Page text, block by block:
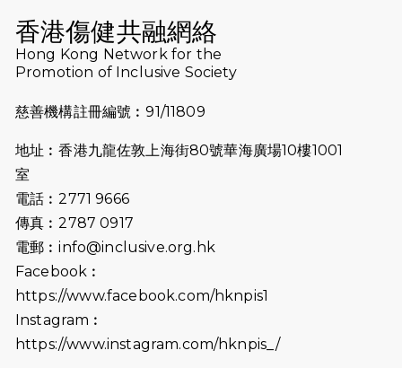
2026-07-10
【猛龍戈壁118公里分享暨香港傷健共
融網絡15周年晚宴】
2026-07-09
猛龍長跑隊恆常練習 - 7月9日（19:00
2026-07-02
2026-06-25
（19:00開始）
2026-06-18
猛龍長跑隊恆常練習 - 6月18日
2026-06-11
猛龍長跑隊恆常練習 - 6月11日（19:00
香港傷健共融網絡
Hong Kong Network for the
Promotion of Inclusive Society
慈善機構註冊編號︰91/11809
地址︰香港九龍佐敦上海街80號華海廣場10樓1001
室
電話︰2771 9666
傳真︰2787 0917
電郵︰info@inclusive.org.hk
Facebook︰
https://www.facebook.com/hknpis1
Instagram︰
https://www.instagram.com/hknpis_/